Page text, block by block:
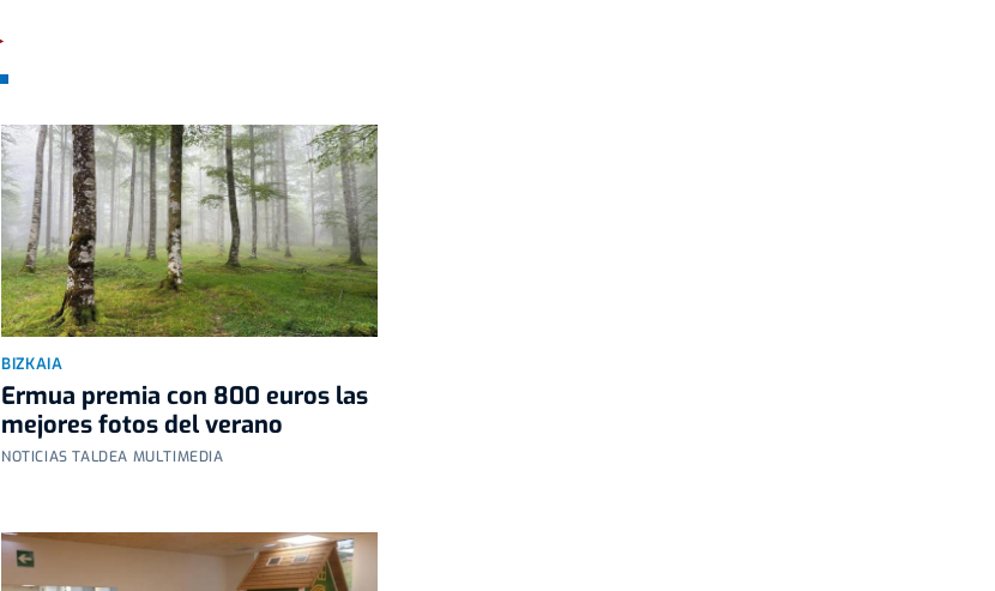
BIZKAIA
Ermua premia con 800 euros las
mejores fotos del verano
NOTICIAS TALDEA MULTIMEDIA